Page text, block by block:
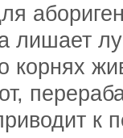
лишает
корнях
к